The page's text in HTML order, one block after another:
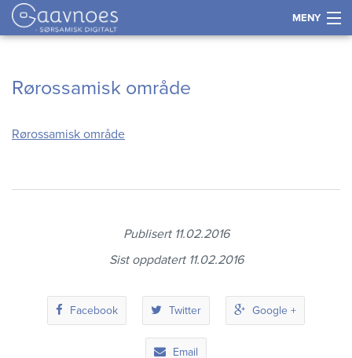
MENY
Kultur og samfunn
Kart
Kontakt
skriftRørossamisk område
Rørossamisk område
Publisert 11.02.2016
Sist oppdatert 11.02.2016
Facebook Twitter Google +
Email